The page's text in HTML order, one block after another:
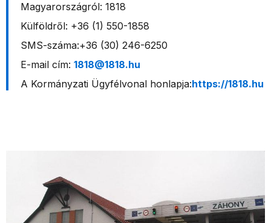
Magyarországról: 1818
Külföldről: +36 (1) 550-1858
SMS-száma:+36 (30) 246-6250
E-mail cím: 1818@1818.hu
A Kormányzati Ügyfélvonal honlapja:https://1818.hu